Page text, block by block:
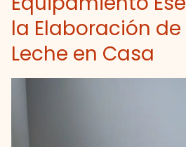
la Elaboración
Leche en Casa